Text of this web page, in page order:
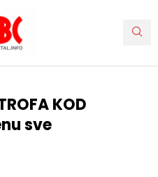
KOD
sve